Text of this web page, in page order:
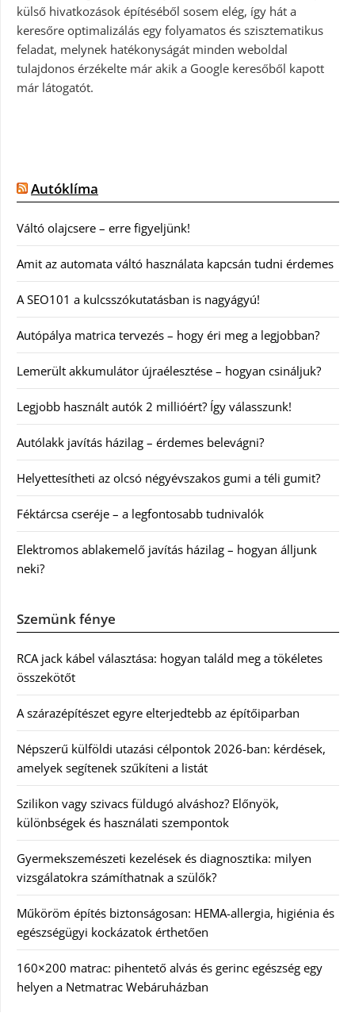
külső hivatkozások építéséből sosem elég, így hát a
keresőre optimalizálás egy folyamatos és szisztematikus
feladat, melynek hatékonyságát minden weboldal
tulajdonos érzékelte már akik a Google keresőből kapott
már látogatót.
Autóklíma
Váltó olajcsere – erre figyeljünk!
Amit az automata váltó használata kapcsán tudni érdemes
A SEO101 a kulcsszókutatásban is nagyágyú!
Autópálya matrica tervezés – hogy éri meg a legjobban?
Lemerült akkumulátor újraélesztése – hogyan csináljuk?
Legjobb használt autók 2 millióért? Így válasszunk!
Autólakk javítás házilag – érdemes belevágni?
Helyettesítheti az olcsó négyévszakos gumi a téli gumit?
Féktárcsa cseréje – a legfontosabb tudnivalók
Elektromos ablakemelő javítás házilag – hogyan álljunk
neki?
Szemünk fénye
RCA jack kábel választása: hogyan találd meg a tökéletes
összekötőt
A szárazépítészet egyre elterjedtebb az építőiparban
Népszerű külföldi utazási célpontok 2026-ban: kérdések,
amelyek segítenek szűkíteni a listát
Szilikon vagy szivacs füldugó alváshoz? Előnyök,
különbségek és használati szempontok
Gyermekszemészeti kezelések és diagnosztika: milyen
vizsgálatokra számíthatnak a szülők?
Műköröm építés biztonságosan: HEMA-allergia, higiénia és
egészségügyi kockázatok érthetően
160×200 matrac: pihentető alvás és gerinc egészség egy
helyen a Netmatrac Webáruházban